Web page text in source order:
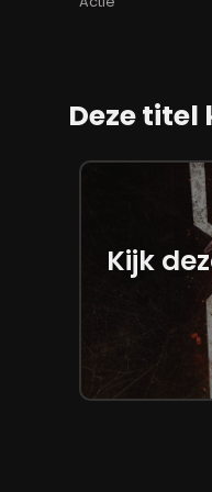
Deze titel
Kijk